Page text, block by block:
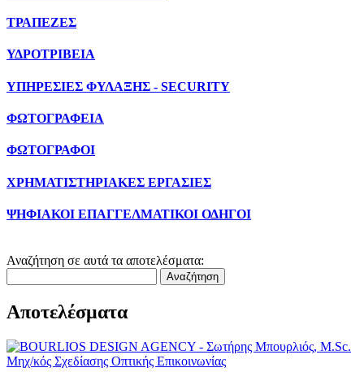
ΤΡΑΠΕΖΕΣ
ΥΔΡΟΤΡΙΒΕΙΑ
ΥΠΗΡΕΣΙΕΣ ΦΥΛΑΞΗΣ - SECURITY
ΦΩΤΟΓΡΑΦΕΙΑ
ΦΩΤΟΓΡΑΦΟΙ
ΧΡΗΜΑΤΙΣΤΗΡΙΑΚΕΣ ΕΡΓΑΣΙΕΣ
ΨΗΦΙΑΚΟΙ ΕΠΑΓΓΕΛΜΑΤΙΚΟΙ ΟΔΗΓΟΙ
Αναζήτηση σε αυτά τα αποτελέσματα:
Αναζήτηση
Αποτελέσματα